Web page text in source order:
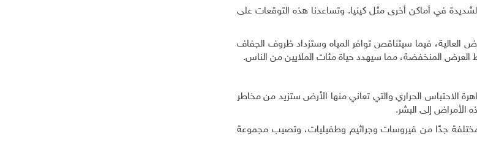
في أماكن أخرى مثل كينيا. وتساعدنا هذه التوقعات على
فيما سيتناقص توافر المياه وستزداد ظروف الجفاف
المنخفضة، مما سيهدد حياة مئات الملايين من الناس.
الاحتباس الحراري والتي تعاني منها الأرض ستزيد من مخاطر
الأمراض إلى البشر.
مختلفة جدًا من فيروسات وجراثيم وطفيليات، وتصيب مجموعة